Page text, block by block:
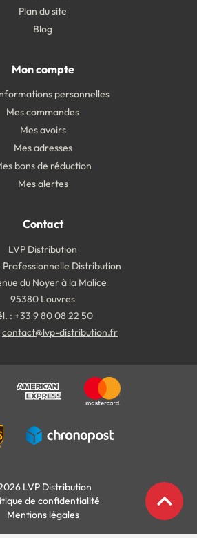
expand_less
Plan du site
Blog
Mon compte
personnelles
Mes commandes
Mes avoirs
Mes adresses
bons de réduction
Mes alertes
Contact
LVP Distribution
Professionnelle Distribution
du Noyer à la Malice
95380 Louvres
: +33 9 80 08 22 50
contact@lvp-distribution.fr
LVP Distribution
de confidentialité
Mentions légales